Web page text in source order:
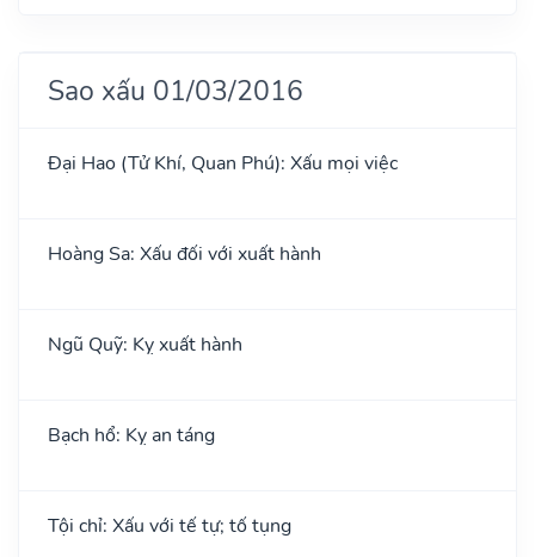
Sao xấu 01/03/2016
Đại Hao (Tử Khí, Quan Phú): Xấu mọi việc
Hoàng Sa: Xấu đối với xuất hành
Ngũ Quỹ: Kỵ xuất hành
Bạch hổ: Kỵ an táng
Tội chỉ: Xấu với tế tự; tố tụng